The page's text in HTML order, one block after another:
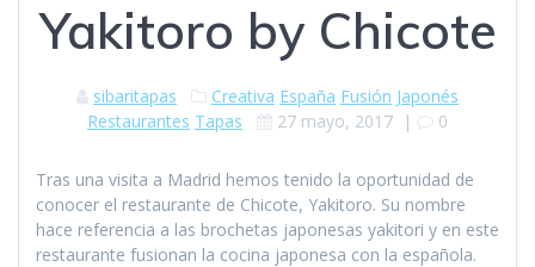
Yakitoro by Chicote
sibaritapas Creativa España Fusión Japonés
Restaurantes Tapas 27 mayo, 2017 | 0
Tras una visita a Madrid hemos tenido la oportunidad de
conocer el restaurante de Chicote, Yakitoro. Su nombre
hace referencia a las brochetas japonesas yakitori y en este
restaurante fusionan la cocina japonesa con la española.